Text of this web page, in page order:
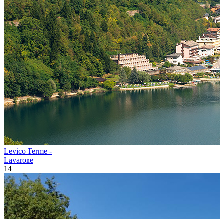
Levico Terme -
Lavarone
14